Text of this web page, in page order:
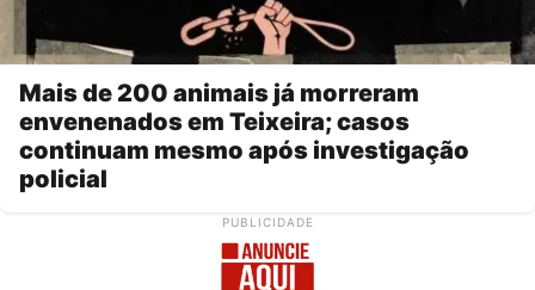
Mais de 200 animais já morreram
envenenados em Teixeira; casos
continuam mesmo após investigação
policial
PUBLICIDADE